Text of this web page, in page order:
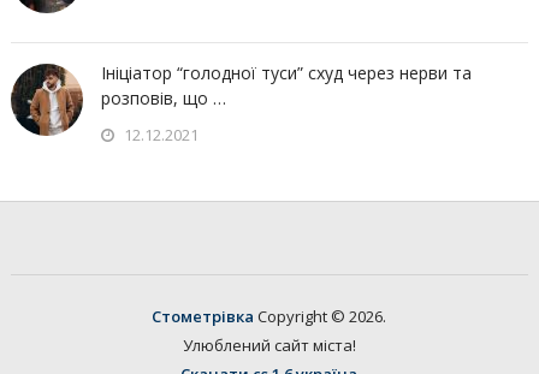
Ініціатор “голодної туси” схуд через нерви та
розповів, що …
12.12.2021
Стометрівка Copyright © 2026.
Улюблений сайт міста!